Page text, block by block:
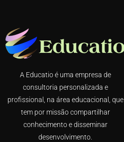
A Educatio é uma empresa de
consultoria personalizada e
profissional, na área educacional, que
tem por missão compartilhar
conhecimento e disseminar
desenvolvimento.